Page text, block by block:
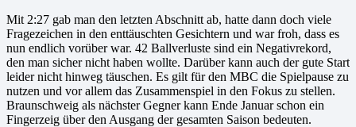
Mit 2:27 gab man den letzten Abschnitt ab, hatte dann doch viele
Fragezeichen in den enttäuschten Gesichtern und war froh, dass es
nun endlich vorüber war. 42 Ballverluste sind ein Negativrekord,
den man sicher nicht haben wollte. Darüber kann auch der gute Start
leider nicht hinweg täuschen. Es gilt für den MBC die Spielpause zu
nutzen und vor allem das Zusammenspiel in den Fokus zu stellen.
Braunschweig als nächster Gegner kann Ende Januar schon ein
Fingerzeig über den Ausgang der gesamten Saison bedeuten.